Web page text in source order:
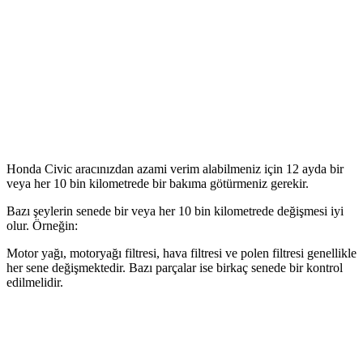
Honda Civic aracınızdan azami verim alabilmeniz için 12 ayda bir
veya her 10 bin kilometrede bir bakıma götürmeniz gerekir.
Bazı şeylerin senede bir veya her 10 bin kilometrede değişmesi iyi
olur. Örneğin:
Motor yağı, motoryağı filtresi, hava filtresi ve polen filtresi genellikle
her sene değişmektedir. Bazı parçalar ise birkaç senede bir kontrol
edilmelidir.